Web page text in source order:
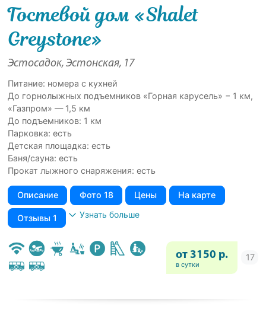
Гостевой дом «Shalet
Greystone»
Эстосадок, Эстонская, 17
Питание: номера с кухней
До горнолыжных подъемников «Горная карусель» − 1 км,
«Газпром» — 1,5 км
До подъемников: 1 км
Парковка: есть
Детская площадка: есть
Баня/сауна: есть
Прокат лыжного снаряжения: есть
Описание Фото 18 Цены На карте
Отзывы 1 Узнать больше
от 3150 р.
в сутки